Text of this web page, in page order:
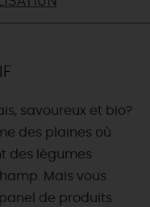
savoureux et bio?
des plaines où
des légumes
Mais vous
de produits